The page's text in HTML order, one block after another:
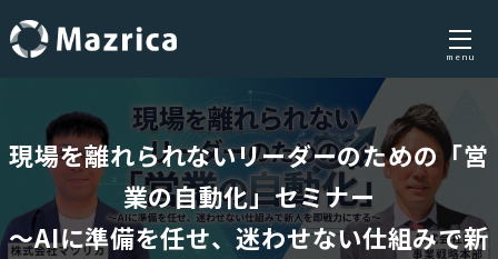
content
menu
現場を離れられないリーダーのための「営
業の自動化」セミナー
〜AIに準備を任せ、迷わせない仕組みで新